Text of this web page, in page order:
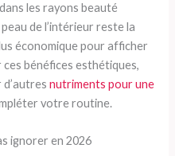
les rayons beauté
de l’intérieur reste la
économique pour afficher
bénéfices esthétiques,
d’autresnutriments pour une
votre routine.
ignorer en 2026